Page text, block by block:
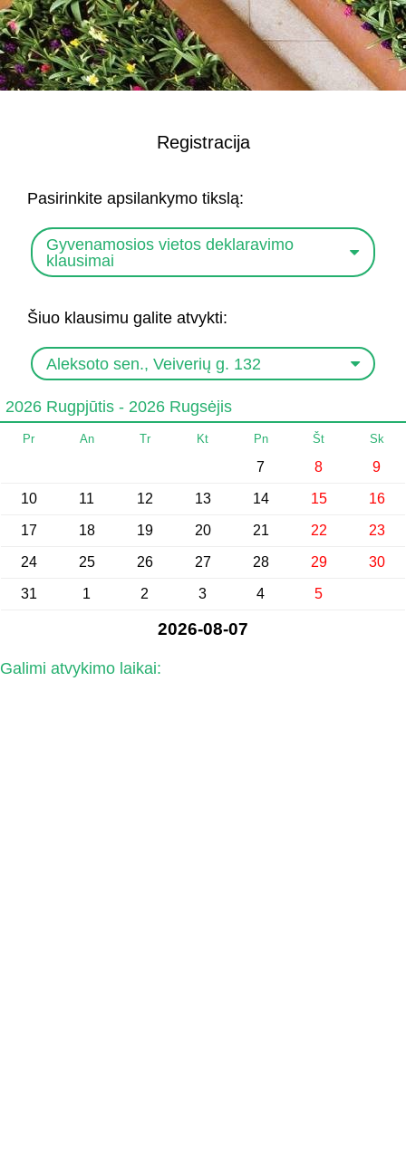
Registracija
Pasirinkite apsilankymo tikslą:
Gyvenamosios vietos deklaravimo
klausimai
Šiuo klausimu galite atvykti:
Aleksoto sen., Veiverių g. 132
2026 Rugpjūtis - 2026 Rugsėjis
Pr An Tr Kt Pn Št Sk
7 8 9
10 11 12 13 14 15 16
17 18 19 20 21 22 23
24 25 26 27 28 29 30
31 1 2 3 4 5
2026-08-07
Galimi atvykimo laikai: